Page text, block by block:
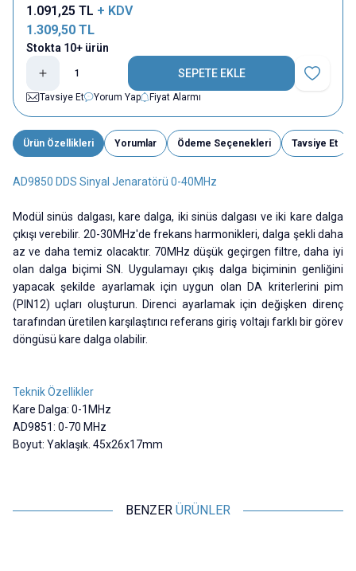
1.091,25 TL + KDV
1.309,50 TL
Stokta 10+ ürün
SEPETE EKLE
Favoriye
Tavsiye Et
Yorum Yap Fiyat Alarmı
Ürün Özellikleri Yorumlar Ödeme Seçenekleri Tavsiye Et
AD9850 DDS Sinyal Jenaratörü 0-40MHz
Modül sinüs dalgası, kare dalga, iki sinüs dalgası ve iki kare dalga
çıkışı verebilir. 20-30MHz'de frekans harmonikleri, dalga şekli daha
az ve daha temiz olacaktır. 70MHz düşük geçirgen filtre, daha iyi
olan dalga biçimi SN. Uygulamayı çıkış dalga biçiminin genliğini
yapacak şekilde ayarlamak için uygun olan DA kriterlerini pim
(PIN12) uçları oluşturun. Direnci ayarlamak için değişken direnç
tarafından üretilen karşılaştırıcı referans giriş voltajı farklı bir görev
döngüsü kare dalga olabilir.
Teknik Özellikler
Kare Dalga: 0-1MHz
AD9851: 0-70 MHz
Boyut: Yaklaşık. 45x26x17mm
BENZER ÜRÜNLER